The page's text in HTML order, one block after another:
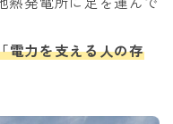
電力を支える人の存